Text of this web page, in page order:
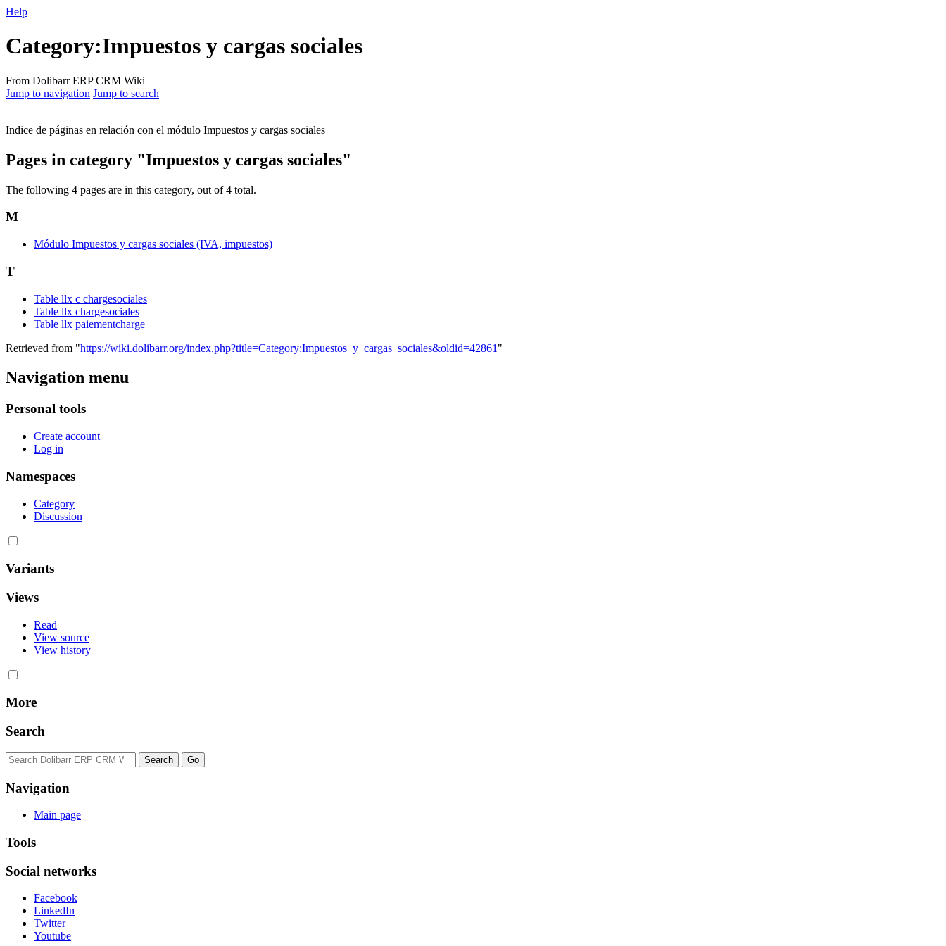
Help
Category:Impuestos y cargas sociales
From Dolibarr ERP CRM Wiki
Jump to navigation Jump to search
Indice de páginas en relación con el módulo Impuestos y cargas sociales
Pages in category "Impuestos y cargas sociales"
The following 4 pages are in this category, out of 4 total.
M
Módulo Impuestos y cargas sociales (IVA, impuestos)
T
Table llx c chargesociales
Table llx chargesociales
Table llx paiementcharge
Retrieved from "https://wiki.dolibarr.org/index.php?title=Category:Impuestos_y_cargas_sociales&oldid=42861 "
Navigation menu
Personal tools
Create account
Log in
Namespaces
Category
Discussion
Variants
Views
Read
View source
View history
More
Search
Navigation
Main page
Tools
Social networks
Facebook
LinkedIn
Twitter
Youtube